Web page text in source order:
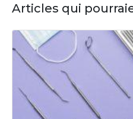
Articles qui